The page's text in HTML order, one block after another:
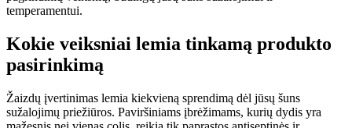
temperamentui.
Kokie veiksniai lemia tinkamą produkto
pasirinkimą
Žaizdų įvertinimas lemia kiekvieną sprendimą dėl jūsų šuns
sužalojimų priežiūros. Paviršiniams įbrėžimams, kurių dydis yra